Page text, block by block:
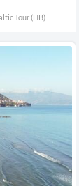
Tour (HB)